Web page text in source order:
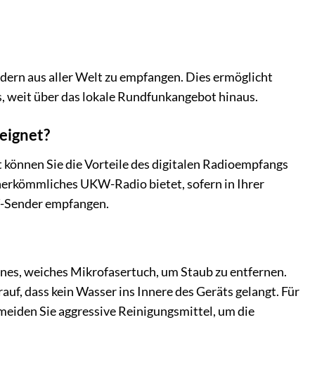
aus aller Welt zu empfangen. Dies ermöglicht
weit über das lokale Rundfunkangebot hinaus.
Sie die Vorteile des digitalen Radioempfangs
UKW-Radio bietet, sofern in Ihrer
empfangen.
weiches Mikrofasertuch, um Staub zu entfernen.
dass kein Wasser ins Innere des Geräts gelangt. Für
Sie aggressive Reinigungsmittel, um die